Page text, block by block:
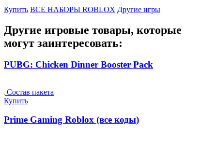
Купить ВСЕ НАБОРЫ ROBLOX Другие игры
Другие игровые товары, которые
могут заинтересовать:
PUBG: Chicken Dinner Booster Pack
Состав пакета
Купить
Prime Gaming Roblox (все коды)